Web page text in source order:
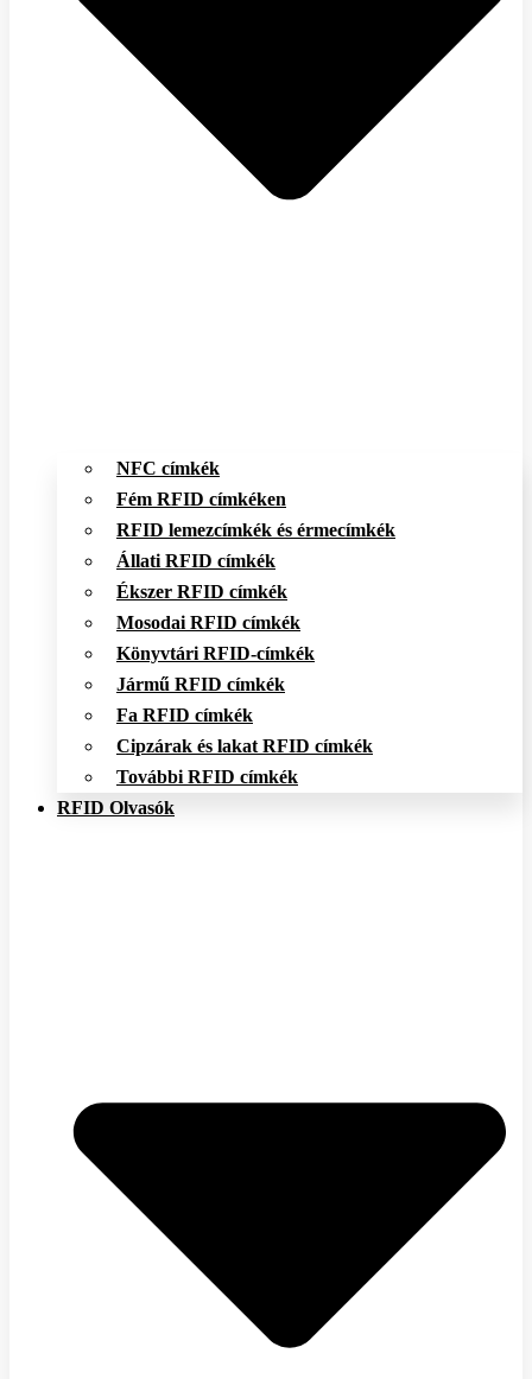
NFC címkék
Fém RFID címkéken
RFID lemezcímkék és érmecímkék
Állati RFID címkék
Ékszer RFID címkék
Mosodai RFID címkék
Könyvtári RFID-címkék
Jármű RFID címkék
Fa RFID címkék
Cipzárak és lakat RFID címkék
További RFID címkék
RFID Olvasók